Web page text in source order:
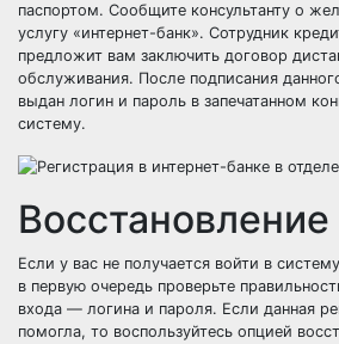
паспортом. Сообщите консультанту о
услугу «интернет-банк». Сотрудник
предложит вам заключить договор
обслуживания. После подписания
выдан логин и пароль в запечатанном
систему.
Если у вас не получается войти в
в первую очередь проверьте
входа — логина и пароля. Если данная
помогла, то воспользуйтесь опцией